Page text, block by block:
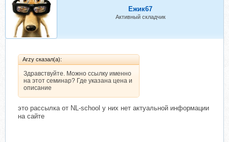
Ежик67
Активный складчик
Arzy сказал(а):
Здравствуйте. Можно ссылку именно
на этот семинар? Где указана цена и
описание
это рассылка от NL-school у них нет актуальной информации
на сайте